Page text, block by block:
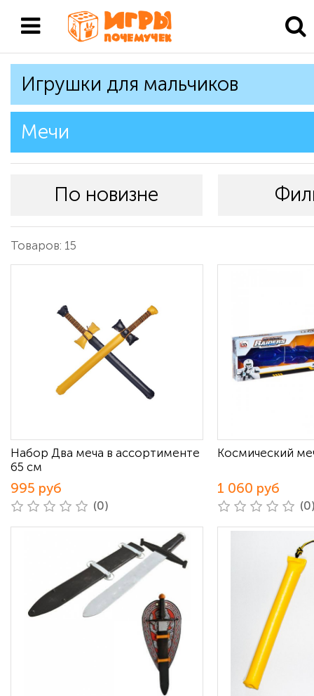
Игрушки для мальчиков
Мечи
По новизне
Товаров: 15
Набор Два меча в ассортименте
65 см
995 руб
(0)
Космический
1 060 руб